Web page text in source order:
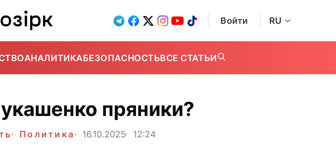
Войти RU
АНАЛИТИКАБЕЗОПАСНОСТЬВСЕ СТАТЬИ
пряники?
Политика 16.10.2025 12:24